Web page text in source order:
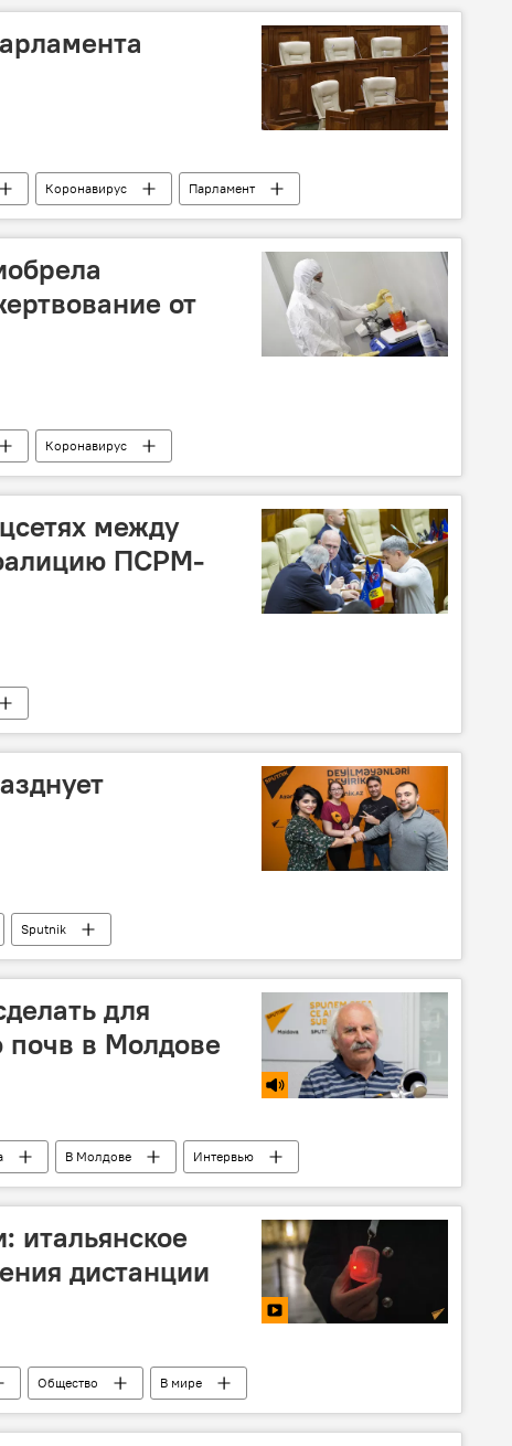
Коронавирус Парламент
от
Коронавирус
между
ПСРМ-
Sputnik
для
почв в Молдове
В Молдове
Интервью
итальянское
дистанции
Общество
В мире